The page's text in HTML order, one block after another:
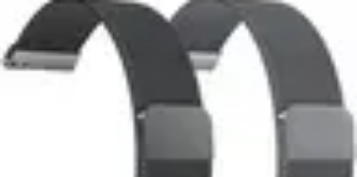
Médecine Traditionnelle
Pratiques et Remèdes
Introduction à la médecine
traditionnelle
Pratiques Remèdes
Médecine Traditionnelle